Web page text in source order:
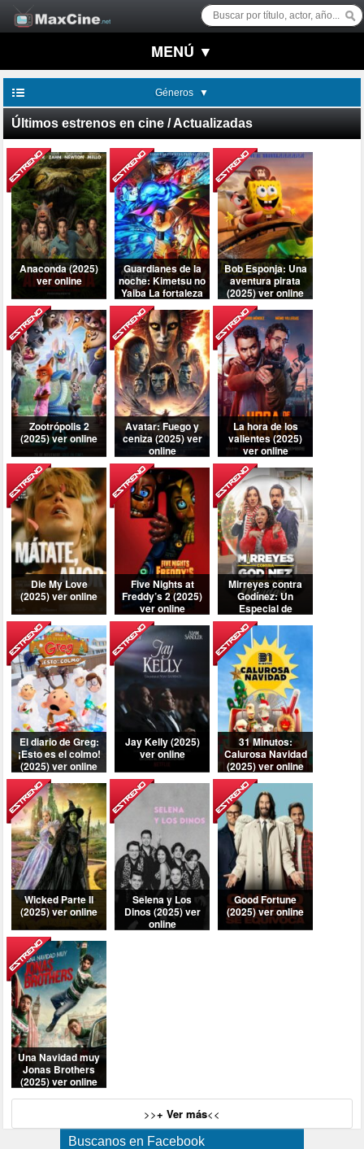
MENÚ ▼
Géneros
Últimos estrenos en cine / Actualizadas
>>+ Ver más<<
Buscanos en Facebook